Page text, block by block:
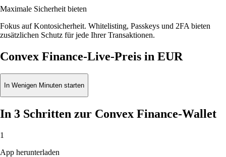
Maximale Sicherheit bieten
Fokus auf Kontosicherheit. Whitelisting, Passkeys und 2FA bieten
zusätzlichen Schutz für jede Ihrer Transaktionen.
Convex Finance-Live-Preis in EUR
In Wenigen Minuten starten
In 3 Schritten zur Convex Finance-Wallet
1
App herunterladen